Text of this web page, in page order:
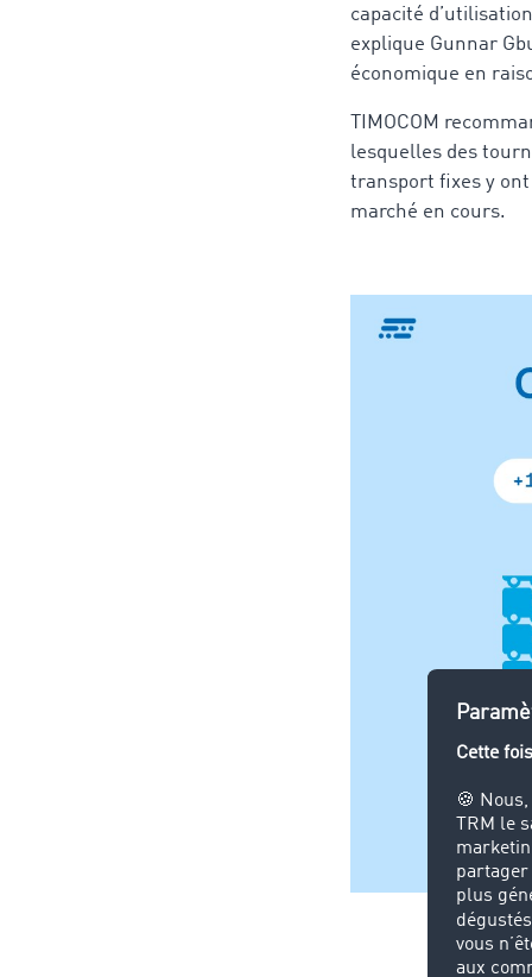
capacité
explique Gunnar
économique en
TIMOCOM
lesquelles des
transport fixes y
marché en cours.